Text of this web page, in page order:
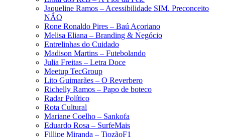
Jaqueline Ramos – Acessibilidade SIM. Preconceito
NÃO
Rone Ronaldo Pires – Baú Açoriano
Melisa Eliana – Branding & Negócio
Entrelinhas do Cuidado
Madison Martins – Futebolando
Julia Freitas​ – Letra Doce
Meetup TecGroup
Lito Guimarães – O Reverbero
Richelly Ramos​ – Papo de boteco
Radar Político
Rota Cultural
Mariane Coelho – Sankofa
Eduardo Rosa​ – SurfeMais
Fillipe Miranda – TiozãoF1